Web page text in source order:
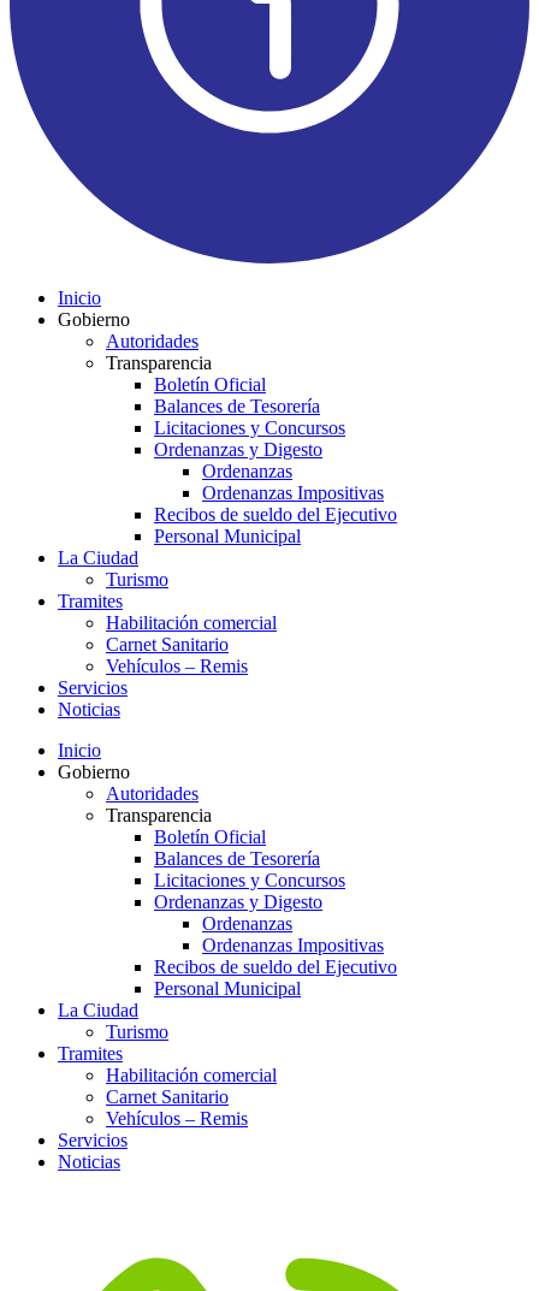
Inicio
Gobierno
Autoridades
Transparencia
Boletín Oficial
Balances de Tesorería
Licitaciones y Concursos
Ordenanzas y Digesto
Ordenanzas
Ordenanzas Impositivas
Recibos de sueldo del Ejecutivo
Personal Municipal
La Ciudad
Turismo
Tramites
Habilitación comercial
Carnet Sanitario
Vehículos – Remis
Servicios
Noticias
Inicio
Gobierno
Autoridades
Transparencia
Boletín Oficial
Balances de Tesorería
Licitaciones y Concursos
Ordenanzas y Digesto
Ordenanzas
Ordenanzas Impositivas
Recibos de sueldo del Ejecutivo
Personal Municipal
La Ciudad
Turismo
Tramites
Habilitación comercial
Carnet Sanitario
Vehículos – Remis
Servicios
Noticias